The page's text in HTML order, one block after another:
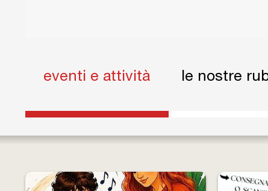
eventi e attività (scheda attiva)
le nostre